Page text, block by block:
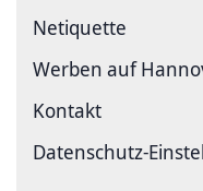
Netiquette
Werben auf
Kontakt
Datenschutz-